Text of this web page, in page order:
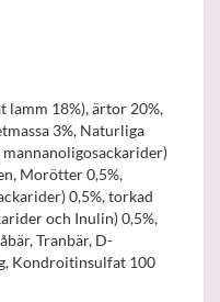
lamm 18%), ärtor 20%,
3%, Naturliga
Morötter 0,5%,
0,5%, torkad
och Inulin) 0,5%,
Tranbär, D-
Kondroitinsulfat 100